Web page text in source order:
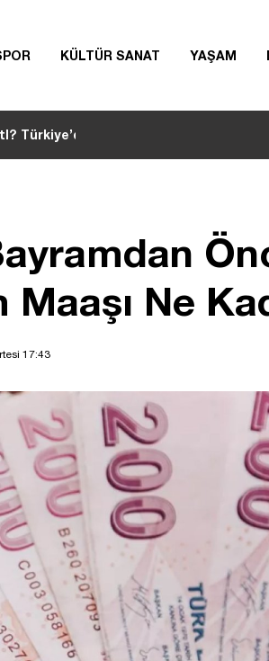
KÜLTÜR SANAT YAŞAM
Türkiye’de yılın otomobili BYD
Maaşı Ne
17:43